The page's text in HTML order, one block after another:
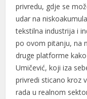
privredu, gdje se
udar na
tekstilna industrija i
po ovom pitanju, na
druge platforme
Umičević, koji iza
privredi sticano kroz
rada u realnom